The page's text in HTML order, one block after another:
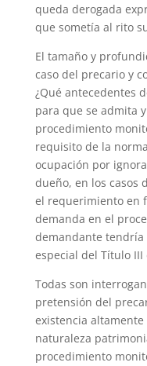
queda derogada
que sometía al rito
El tamaño y
caso del precario y
¿Qué antecedentes
para que se admita
procedimiento
requisito de la
ocupación por
dueño, en los casos
el requerimiento en
demanda en el
demandante
especial del Título III
Todas son
pretensión del
existencia
naturaleza
procedimiento